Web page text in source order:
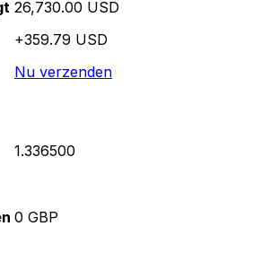
26,730.00 USD
+359.79 USD
Nu verzenden
1.336500
0 GBP